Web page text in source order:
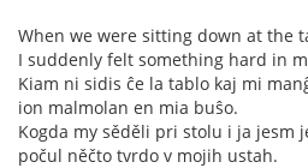
When we were sitting down at the
I suddenly felt something hard in
Kiam ni sidis ĉe la tablo kaj mi
ion malmolan en mia buŝo.
Kogda my sěděli pri stolu i ja jesm
počul něčto tvrdo v mojih ustah.